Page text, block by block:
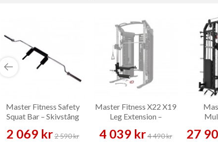
Master Fitness Safety
Squat Bar – Skivstång
2 069 kr2 590 kr
Master Fitness X22 X19
Leg Extension –
4 039 kr4 490 kr 27